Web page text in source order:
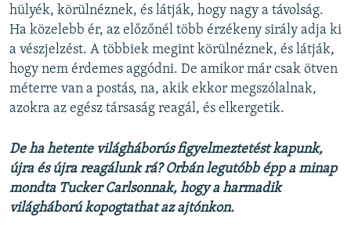
hülyék, körülnéznek, és látják, hogy nagy a távolság.
Ha közelebb ér, az előzőnél több érzékeny sirály adja ki
a vészjelzést. A többiek megint körülnéznek, és látják,
hogy nem érdemes aggódni. De amikor már csak ötven
méterre van a postás, na, akik ekkor megszólalnak,
azokra az egész társaság reagál, és elkergetik.
De ha hetente világháborús figyelmeztetést kapunk,
újra és újra reagálunk rá? Orbán legutóbb épp a minap
mondta Tucker Carlsonnak, hogy a harmadik
világháború kopogtathat az ajtónkon.